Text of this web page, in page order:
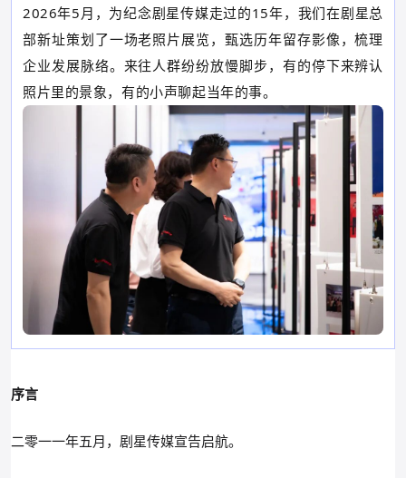
2026年5月，为纪念剧星传媒走过的15年，我们在剧星总
部新址策划了一场老照片展览，甄选历年留存影像，梳理
企业发展脉络。来往人群纷纷放慢脚步， 有的停下来辨认
照片里的景象，有的小声聊起当年的事。
序言
二零一一年五月，剧星传媒宣告启航。